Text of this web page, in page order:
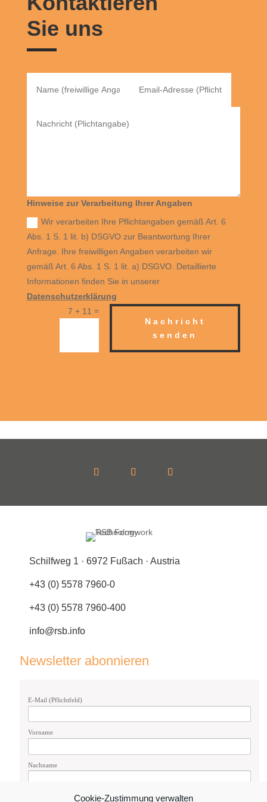
Cookie-Zustimmung verwalten
Sie uns
Hinweise zur Verarbeitung Ihrer Angaben
Wir verarbeiten Ihre Pflichtangaben gemäß Art. 6
Abs. 1 S. 1 lit. b) DSGVO zur Beantwortung Ihrer
Anfrage. Ihre freiwilligen Angaben verarbeiten wir
gemäß Art. 6 Abs. 1 S. 1 lit. a) DSGVO. Detaillierte
Informationen finden Sie in unserer
Datenschutzerklärung
7 + 11 =
Nachricht
senden
Schilfweg 1 · 6972 Fußach · Austria
+43 (0) 5578 7960-0
+43 (0) 5578 7960-400
info@rsb.info
Newsletter abonnieren
E-Mail (Pflichtfeld)
Vorname
Nachname